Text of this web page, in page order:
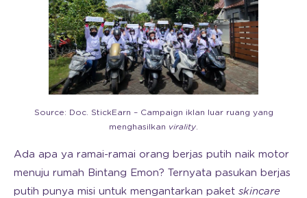
Source: Doc. StickEarn – Campaign iklan luar ruang yang
menghasilkan virality
Ada apa ya ramai-ramai orang berjas putih naik motor
menuju rumah Bintang Emon? Ternyata pasukan berjas
putih punya misi untuk mengantarkan paket skincare